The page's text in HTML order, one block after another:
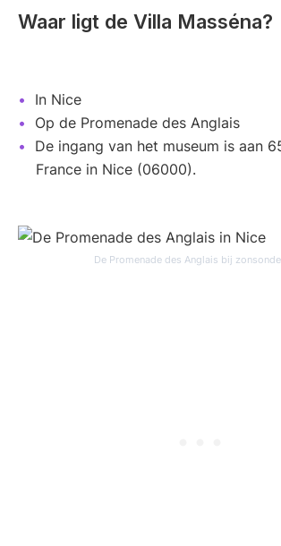
Waar ligt de Villa Masséna?
In Nice
Op de Promenade des Anglais
De ingang van het museum is aan
France in Nice (06000).
De Promenade des Anglais bij